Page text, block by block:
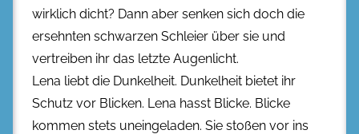
wirklich dicht? Dann aber senken sich doch die
ersehnten schwarzen Schleier über sie und
vertreiben ihr das letzte Augenlicht.
Lena liebt die Dunkelheit. Dunkelheit bietet ihr
Schutz vor Blicken. Lena hasst Blicke. Blicke
kommen stets uneingeladen. Sie stoßen vor ins